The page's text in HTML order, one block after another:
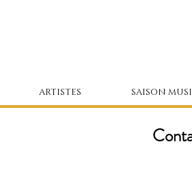
ARTISTES SAISON